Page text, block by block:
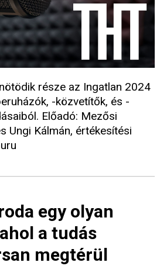
része az Ingatlan 2024
-közvetítők, és -
Előadó: Mezősi
Ungi Kálmán, értékesítési
egy olyan
a tudás
megtérül